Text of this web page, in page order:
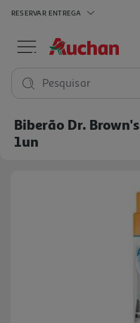
RESERVAR ENTREGA
Pesquisar
Biberão Dr.
1un